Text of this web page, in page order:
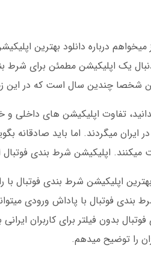
درباره دانلود بهترین
یک اپلیکیشن مطمئن برای شرط
شخصا چندین سال است که در این
تفاوت اپلیکیشن های داخلی
ایران میگردند. اما باید صادقانه
اپلیکیشن شرط بندی فوتبال
اپلیکیشن شرط بندی فوتبال
بندی فوتبال با پاداش ورودی
بدون فیلتر برای کاربران
را توضیح میدهم.